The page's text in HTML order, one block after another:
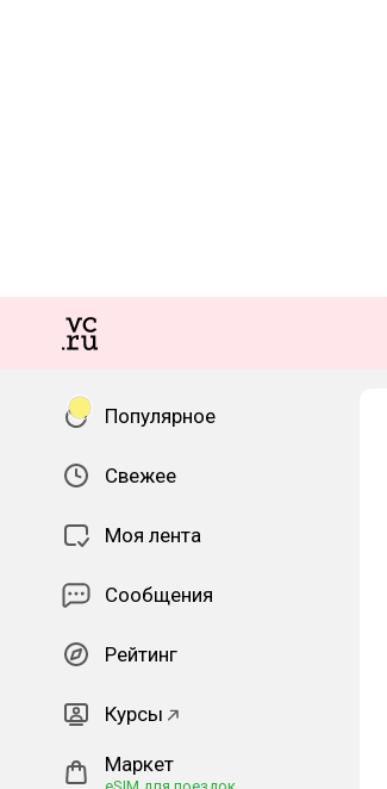
Популярное
Свежее
Моя лента
Сообщения
Рейтинг
Курсы
Маркет